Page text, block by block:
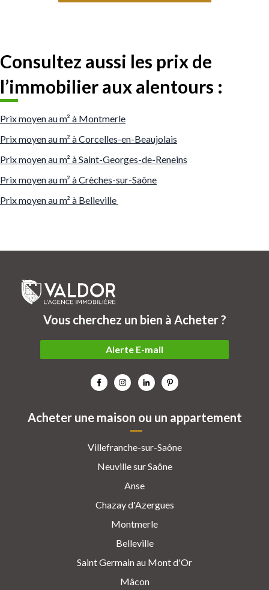
Consultez aussi les prix de
l’immobilier aux alentours :
Prix moyen au m² à Montmerle
Prix moyen au m² à Corcelles-en-Beaujolais
Prix moyen au m² à Saint-Georges-de-Reneins
Prix moyen au m² à Crèches-sur-Saône
Prix moyen au m² à Belleville
Acheter une maison ou un appartement
Villefranche-sur-Saône
Neuville sur Saône
Anse
Chazay d'Azergues
Montmerle
Belleville
Saint Germain au Mont d'Or
Mâcon
Vous cherchez un bien à Acheter ?
Alerte E-mail